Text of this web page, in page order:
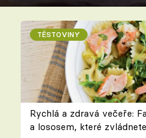
TĚSTOVINY
Rychlá a zdravá večeře:
a lososem, které